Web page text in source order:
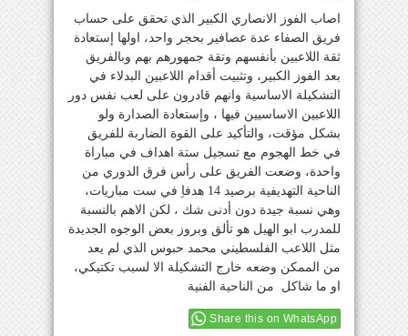
اصاب الفوز الانصاري الكبير الذي تحقق على حساب
فريق الصفاء عدة عصافير بحجر واحد، اولها إستعادة
ثقة اللاعبين بأنفسهم وتقة جمهورهم بهم وبالفريق
بعد الفوز الكبير، وتثبيت أقدام اللاعبين البدلاء في
التشكيلة الاساسية وانهم قادرون على لعب نفس دور
اللاعبين الاساسيين فيها ، وإستعادة الصدارة ولو
بشكل مؤقت، والتأكيد على القوة الضاربة للفريق
في خط الهجوم مع تسجيل ستة اهداف في مباراة
واحدة، وضعت الفريق على رأس فرق الدوري من
الناحية التهديفية برصيد 14 هدفاِ في ست مباريات،
وهي نسبة جيدة دون أدنى شك ، لكن الاهم بالنسبة
للمدرب ابو الهيل هو تألق وبروز بعض الوجوه الجديدة
مثل اللاعب الفلسطيني محمد حبوس الذي لم يعد
من الممكن وضعه خارج التشكيلة الا لسبب تكتيكي،
او ما شاكل من الناحية الفنية
Share this on WhatsApp